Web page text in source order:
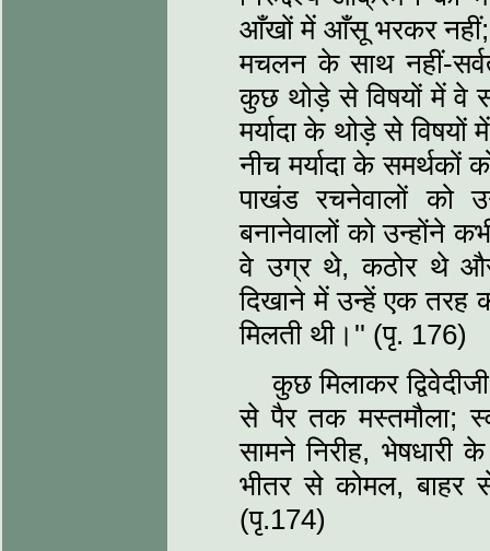
आँखों में आँसू भरकर नहीं;
मचलन के साथ नहीं-
कुछ थोड़े से विषयों में वे
मर्यादा के थोड़े से
नीच मर्यादा के
पाखंड रचनेवालों को
बनानेवालों को उन्‍होंने
वे उग्र थे, कठोर थे
दिखाने में उन्‍हें एक तरह
मिलती थी।'' (पृ. 176)
कुछ मिलाकर
से पैर तक
सामने निरीह,
भीतर से कोमल, बाहर
(पृ.174)